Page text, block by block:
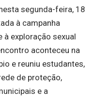
segunda-feira, 18
à campanha
à exploração sexual
aconteceu na
e reuniu estudantes,
de proteção,
e a